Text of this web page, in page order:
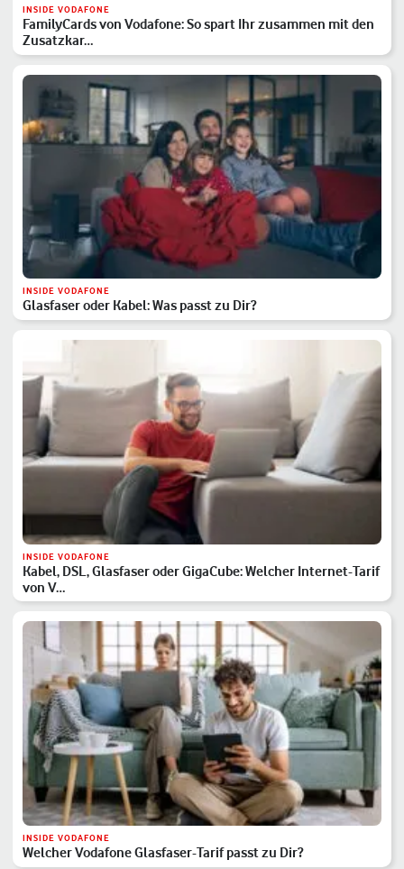
INSIDE VODAFONE
FamilyCards von Vodafone: So spart Ihr zusammen mit den
Zusatzkar…
INSIDE VODAFONE
Glasfaser oder Kabel: Was passt zu Dir?
INSIDE VODAFONE
Kabel, DSL, Glasfaser oder GigaCube: Welcher Internet-Tarif
von V…
INSIDE VODAFONE
Welcher Vodafone Glasfaser-Tarif passt zu Dir?